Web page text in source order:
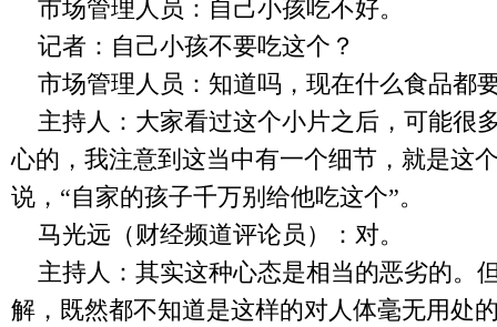
市场管理人员：自己小孩吃不好。
记者：自己小孩不要吃这个？
市场管理人员：知道吗，现在什么食品都
主持人：大家看过这个小片之后，可能很
心的，我注意到这当中有一个细节，就是这
说，“自家的孩子千万别给他吃这个”。
马光远（财经频道评论员）：对。
主持人：其实这种心态是相当的恶劣的。
解，既然都不知道是这样的对人体毫无用处